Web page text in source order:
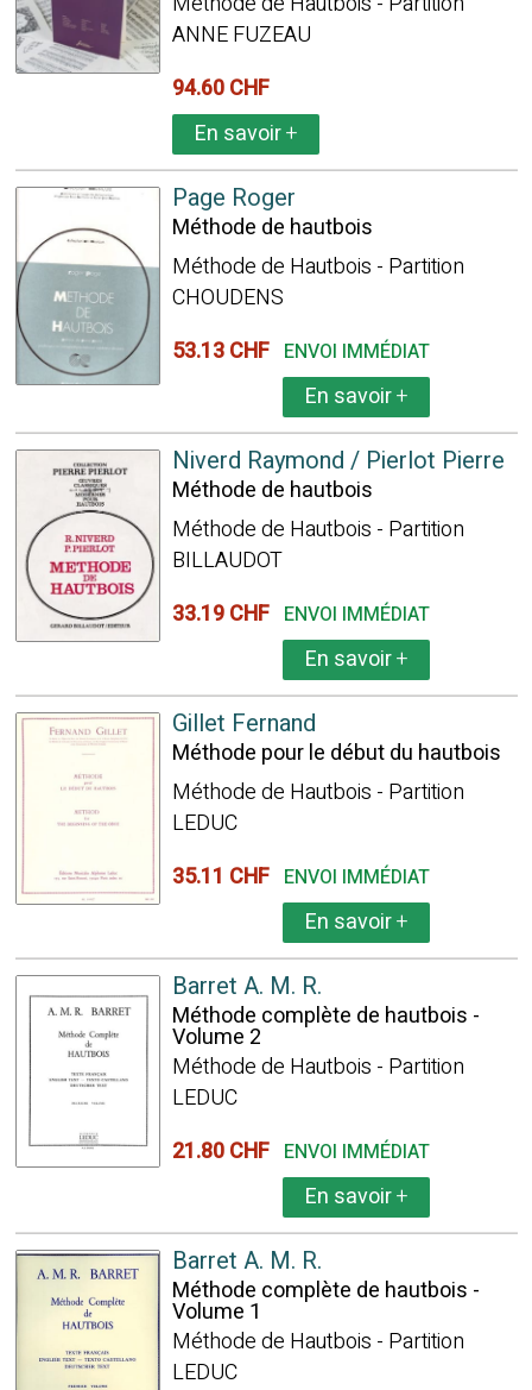
ANNE FUZEAU
94.60 CHF
En savoir+
Page Roger
Méthode de hautbois
Méthode de Hautbois - Partition
CHOUDENS
53.13 CHF ENVOI IMMÉDIAT
En savoir+
Niverd Raymond / Pierlot Pierre
Méthode de hautbois
Méthode de Hautbois - Partition
BILLAUDOT
33.19 CHF ENVOI IMMÉDIAT
En savoir+
Gillet Fernand
Méthode pour le début du hautbois
Méthode de Hautbois - Partition
LEDUC
35.11 CHF ENVOI IMMÉDIAT
En savoir+
Barret A. M. R.
Méthode complète de hautbois -
Volume 2
Méthode de Hautbois - Partition
LEDUC
21.80 CHF ENVOI IMMÉDIAT
En savoir+
Barret A. M. R.
Méthode complète de hautbois -
Volume 1
Méthode de Hautbois - Partition
LEDUC